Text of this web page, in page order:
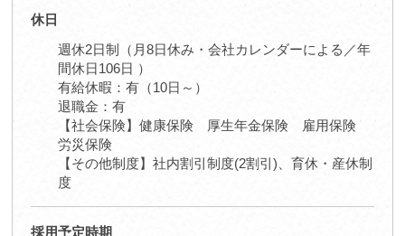
休日
週休2日制（月8日休み・会社カレンダーによる／年
間休日106日 ）
有給休暇：有（10日～）
退職金：有
【社会保険】健康保険 厚生年金保険 雇用保険
労災保険
【その他制度】社内割引制度(2割引)、育休・産休制
度
採用予定時期